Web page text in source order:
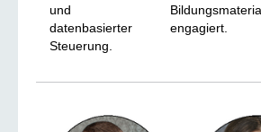
und
datenbasierter
Steuerung.
engagiert.